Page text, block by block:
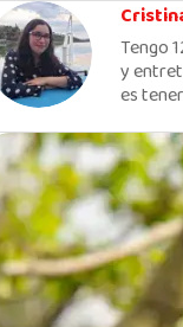
Tengo
y
es